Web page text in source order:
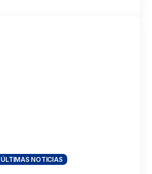
ÚLTIMAS NOTICIAS